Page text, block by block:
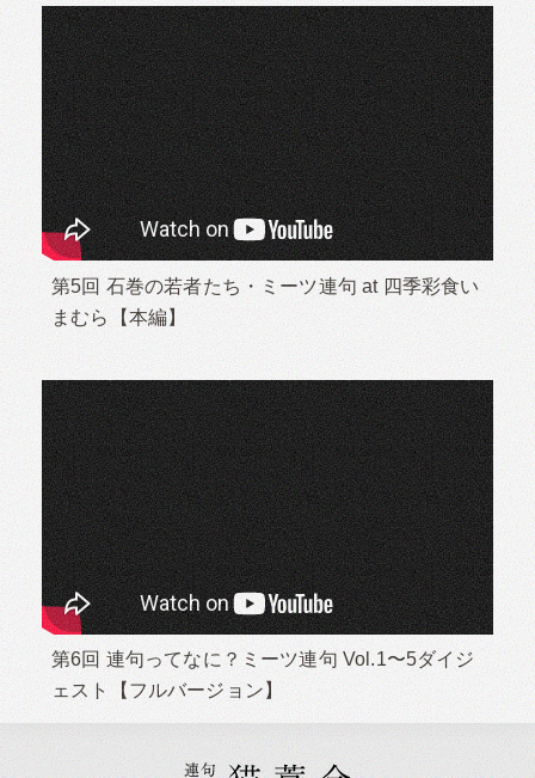
第5回 石巻の若者たち・ミーツ連句 at 四季彩食い
まむら【本編】
第6回 連句ってなに？ミーツ連句 Vol.1〜5ダイジ
ェスト【フルバージョン】